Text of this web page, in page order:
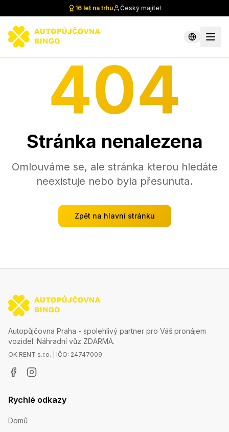
16 let na trhu Český majitel
404
Stránka nenalezena
Omlouváme se, ale stránka kterou hledáte
neexistuje nebo byla přesunuta.
Zpět na hlavní stránku
Autopůjčovna Praha - spolehlivý partner pro Váš pronájem
vozidel. Náhradní vůz ZDARMA.
OK RENT s.r.o. | IČO: 24747009
Rychlé odkazy
Domů